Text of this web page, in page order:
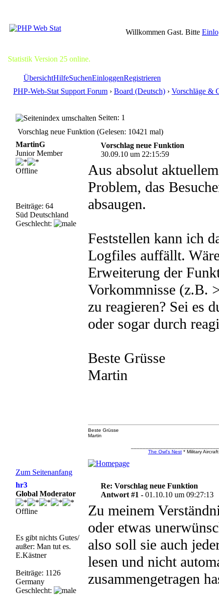
Willkommen Gast. Bitte
Statistik Version 25 online.
ÜbersichtHilfeSuchenEinloggenRegistrieren
PHP-Web-Stat Support Forum › Board (Deutsch) › Vorschläge &
Seiten: 1
Vorschlag neue Funktion (Gelesen: 10421 mal)
MartinG
Junior Member
Offline
Beiträge: 64
Süd Deutschland
Geschlecht:
Vorschlag neue Funktion
30.09.10 um 22:15:59
Aus absolut
Problem, das
absaugen.
Feststellen kann ich
Logfiles auffällt.
Erweiterung der
Vorkommnisse (z.B.
zu reagieren? Sei es
oder sogar durch
Beste Grüsse
Martin
Zum Seitenanfang
Beste Grüsse
Martin
The Owl's Nest* Military
hr3
Global Moderator
Offline
Es gibt nichts Gutes/
außer: Man tut es.
E.Kästner
Beiträge: 1126
Germany
Geschlecht:
Re: Vorschlag neue Funktion
Antwort #1 -01.10.10 um 09:27:13
Zu meinem
oder etwas
also soll sie auch
lesen und nicht
zusammengetragen